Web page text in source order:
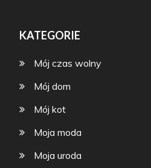
KATEGORIE
Mój czas wolny
Mój dom
Mój kot
Moja moda
Moja uroda